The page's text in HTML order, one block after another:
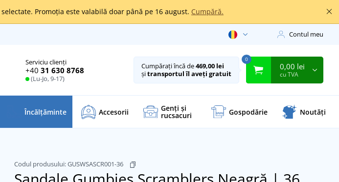
selectate. Promoția este valabilă doar până pe 16 august. Cumpără.
Contul meu
Serviciu clienți
+40 31 630 8768
(Lu-Jo, 9-17)
Cumpărați încă de469,00 lei
șitransportul îl aveți gratuit
0
0,00 lei
cu TVA
Încălţăminte Accesorii Genți și
rucsacuri Gospodărie Noutăți
Codul produsului:GUSWSASCR001-36